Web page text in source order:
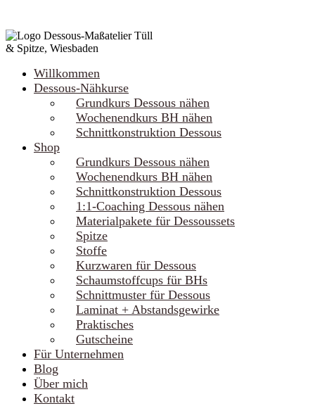
Willkommen
Dessous-Nähkurse
Grundkurs Dessous nähen
Wochenendkurs BH nähen
Schnittkonstruktion Dessous
Shop
Grundkurs Dessous nähen
Wochenendkurs BH nähen
Schnittkonstruktion Dessous
1:1-Coaching Dessous nähen
Materialpakete für Dessoussets
Spitze
Stoffe
Kurzwaren für Dessous
Schaumstoffcups für BHs
Schnittmuster für Dessous
Laminat + Abstandsgewirke
Praktisches
Gutscheine
Für Unternehmen
Blog
Über mich
Kontakt